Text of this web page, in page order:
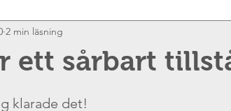
Föräldraskap
ett sårbart
2 min läsning
klarade det!